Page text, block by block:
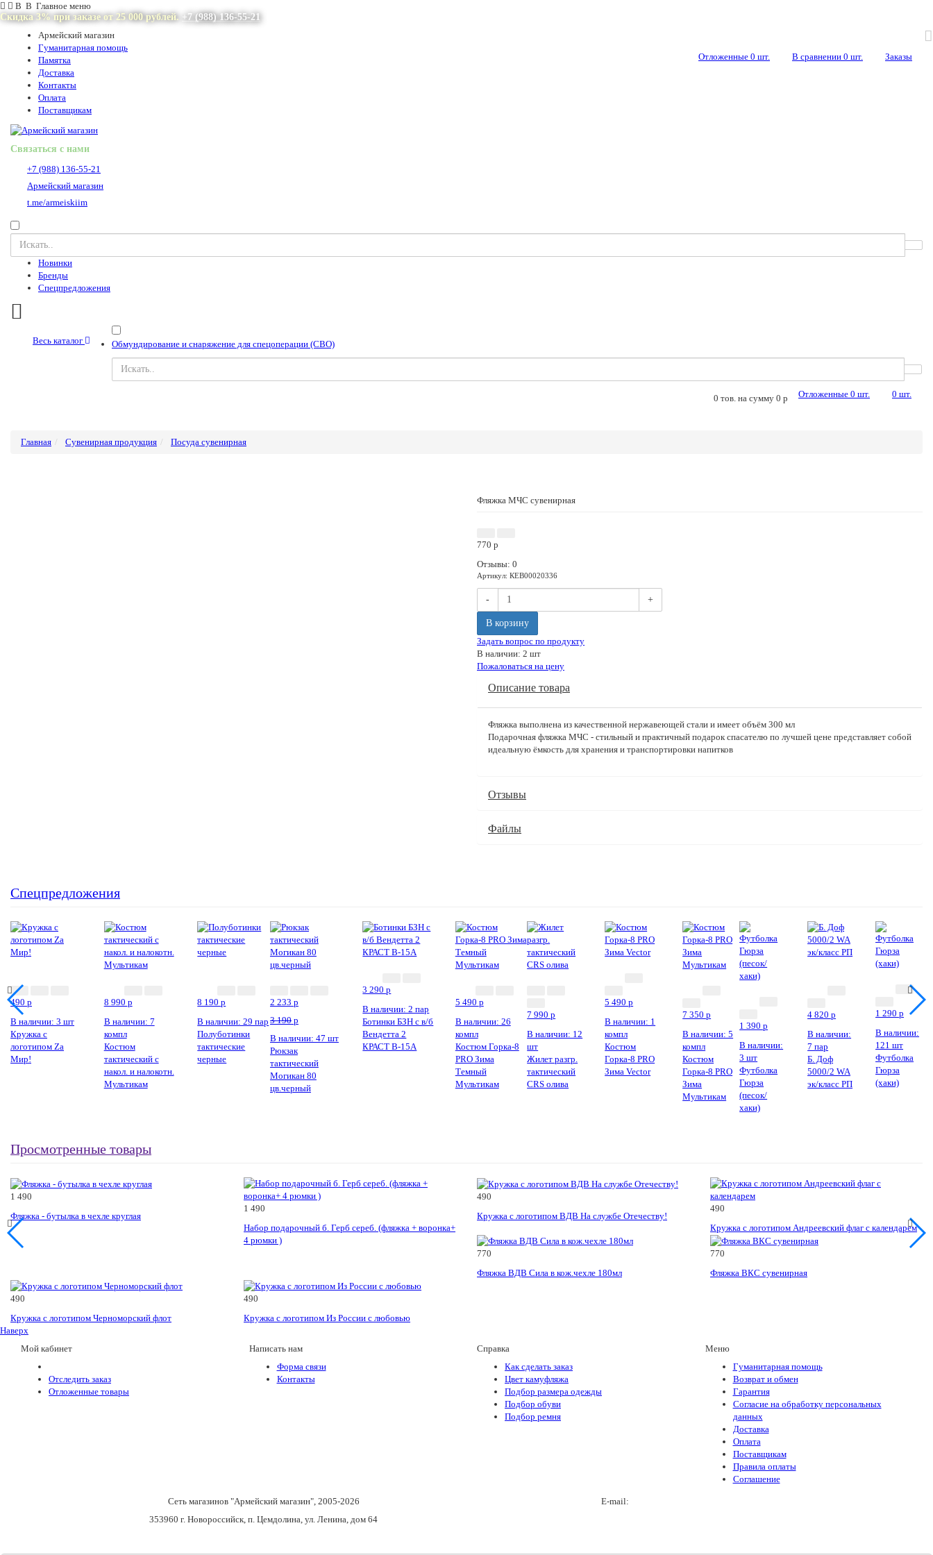
В В Главное меню
Скидка 3% при заказе от 25 000 рублей. +7 (988) 136-55-21
Армейский магазин
Гуманитарная помощь
Памятка
Доставка
Контакты
Оплата
Поставщикам
Отложенные 0 шт. В сравнении 0 шт. Заказы
Связаться с нами
+7 (988) 136-55-21
Армейский магазин
t.me/armeiskiim
Новинки
Бренды
Спецпредложения
Весь каталог Обмундирование и снаряжение для спецоперации (СВО)
Отложенные 0 шт. 0 шт.
0 тов. на сумму 0 p
Главная Сувенирная продукция Посуда сувенирная
Фляжка МЧС сувенирная
770 p
Отзывы: 0
Артикул: КЕВ00020336
- +
В корзину
Задать вопрос по продукту
В наличии: 2 шт
Пожаловаться на цену
Описание товара
Фляжка выполнена из качественной нержавеющей стали и имеет объём 300 мл
Подарочная фляжка МЧС - стильный и практичный подарок спасателю по лучшей цене представляет собой
идеальную ёмкость для хранения и транспортировки напитков
Отзывы
Файлы
Спецпредложения
490 p
В наличии: 3 шт
Кружка с
логотипом Zа
Мир!
8 990 p
В наличии: 7
компл
Костюм
тактический с
накол. и налокотн.
Мультикам
8 190p
В наличии: 29 пар
Полуботинки
тактические
черные
2 233 p
3 190 p
В наличии: 47 шт
Рюкзак
тактический
Могикан 80
цв.черный
3 290p
В наличии: 2 пар
Ботинки БЗН с в/б
Вендетта 2
КРАСТ В-15А
5 490 p
В наличии: 26
компл
Костюм Горка-8
PRO Зима
Темный
Мультикам
7 990p
В наличии: 12
шт
Жилет разгр.
тактический
CRS олива
5 490p
В наличии: 1
компл
Костюм
Горка-8 PRO
Зима Vector
7 350p
В наличии: 5
компл
Костюм
Горка-8 PRO
Зима
Мультикам
1 390p
В наличии:
3 шт
Футболка
Гюрза
(песок/
хаки)
4 820p
В наличии:
7 пар
Б. Доф
5000/2 WA
эк/класс РП
1 290p
В наличии:
121 шт
Футболка
Гюрза
(хаки)
Просмотренные товары
1 490
Фляжка - бутылка в чехле круглая
1 490
Набор подарочный б. Герб сереб. (фляжка + воронка+
4 рюмки )
490
Кружка с логотипом ВДВ На службе Отечеству!
490
Кружка с логотипом Андреевский флаг с календарем
770
Фляжка ВДВ Сила в кож.чехле 180мл
770
Фляжка ВКС сувенирная
490
Кружка с логотипом Черноморский флот
490
Кружка с логотипом Из России с любовью
Наверх
Мой кабинет
Отследить заказ
Отложенные товары
Написать нам
Форма связи
Контакты
Справка
Как сделать заказ
Цвет камуфляжа
Подбор размера одежды
Подбор обуви
Подбор ремня
Меню
Гуманитарная помощь
Возврат и обмен
Гарантия
Согласие на обработку персональных
данных
Доставка
Оплата
Поставщикам
Правила оплаты
Соглашение
Сеть магазинов "Армейский магазин", 2005-2026
353960 г. Новороссийск, п. Цемдолина, ул. Ленина, дом 64
E-mail: